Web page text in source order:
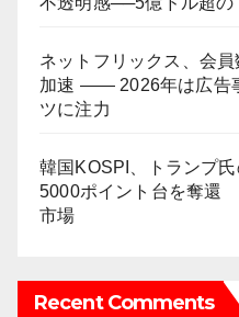
ネットフリックス、会
加速 ―― 2026年は広告
ツに注力
韓国KOSPI、トランプ
5000ポイント台を奪還
市場
Recent Comments